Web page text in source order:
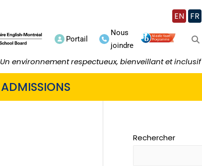
EN FR
Portail
Nous
joindre
Un environnement respectueux, bienveillant et inclusif
ADMISSIONS
Rechercher